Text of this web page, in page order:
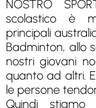
NOSTRO
scolastico è
principali
Badminton, allo
nostri giovani
quanto ad altri.
le persone
Quindi